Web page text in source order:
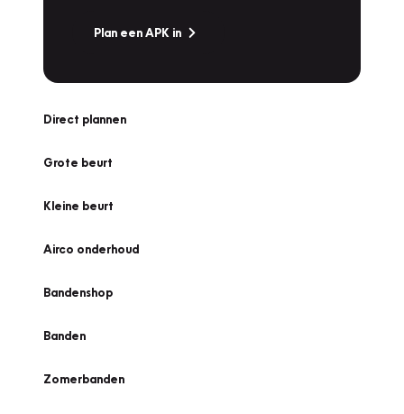
Plan een APK in
Direct plannen
Grote beurt
Kleine beurt
Airco onderhoud
Bandenshop
Banden
Zomerbanden